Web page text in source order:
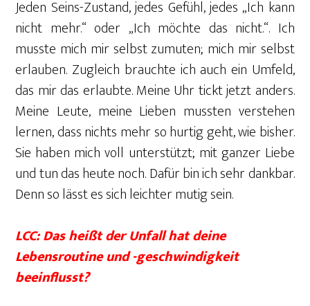
Jeden Seins-Zustand, jedes Gefühl, jedes „Ich kann
nicht mehr.“ oder „Ich möchte das nicht.“. Ich
musste mich mir selbst zumuten; mich mir selbst
erlauben. Zugleich brauchte ich auch ein Umfeld,
das mir das erlaubte. Meine Uhr tickt jetzt anders.
Meine Leute, meine Lieben mussten verstehen
lernen, dass nichts mehr so hurtig geht, wie bisher.
Sie haben mich voll unterstützt; mit ganzer Liebe
und tun das heute noch. Dafür bin ich sehr dankbar.
Denn so lässt es sich leichter mutig sein.
LCC: Das heißt der Unfall hat deine
Lebensroutine und -geschwindigkeit
beeinflusst?